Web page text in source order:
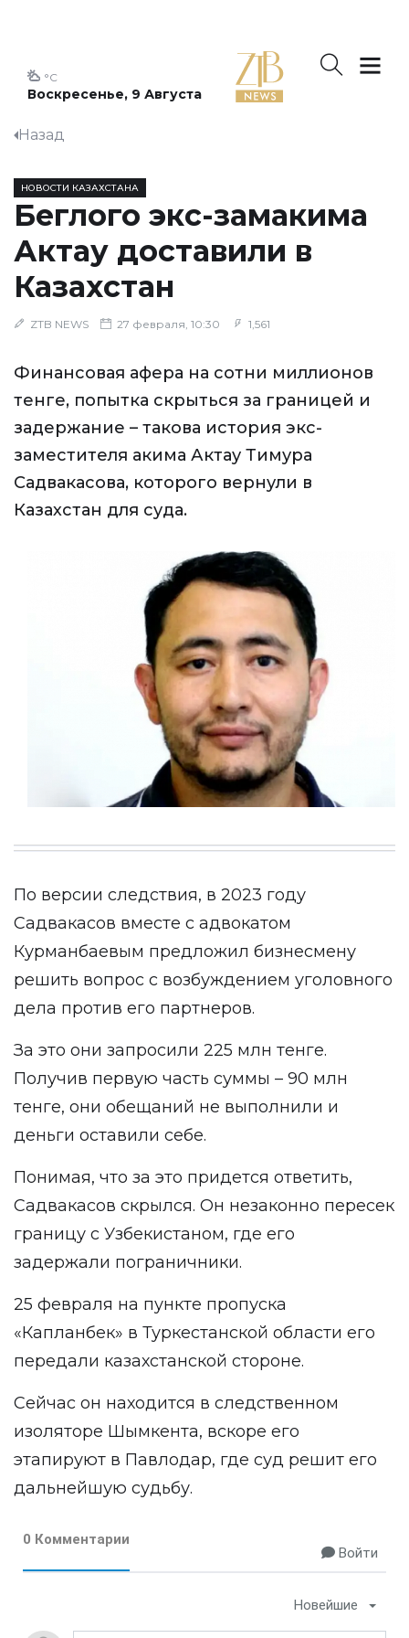
Воскресенье, 9 Августа
°C
Назад
НОВОСТИ КАЗАХСТАНА
Беглого экс-замакима
Актау доставили в
Казахстан
ZTB NEWS 27 февраля, 10:30 1,561
Финансовая афера на сотни миллионов
тенге, попытка скрыться за границей и
задержание – такова история экс-
заместителя акима Актау Тимура
Садвакасова, которого вернули в
Казахстан для суда.
По версии следствия, в 2023 году
Садвакасов вместе с адвокатом
Курманбаевым предложил бизнесмену
решить вопрос с возбуждением уголовного
дела против его партнеров.
За это они запросили 225 млн тенге.
Получив первую часть суммы – 90 млн
тенге, они обещаний не выполнили и
деньги оставили себе.
Понимая, что за это придется ответить,
Садвакасов скрылся. Он незаконно пересек
границу с Узбекистаном, где его
задержали пограничники.
25 февраля на пункте пропуска
«Капланбек» в Туркестанской области его
передали казахстанской стороне.
Сейчас он находится в следственном
изоляторе Шымкента, вскоре его
этапируют в Павлодар, где суд решит его
дальнейшую судьбу.
0 Комментарии
Войти
Новейшие